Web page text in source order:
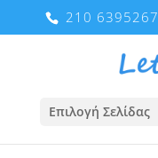
210 6395267
Επιλογή Σελίδας